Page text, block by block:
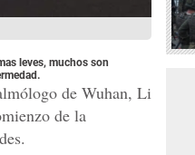
leves, muchos son
de Wuhan, Li
de la